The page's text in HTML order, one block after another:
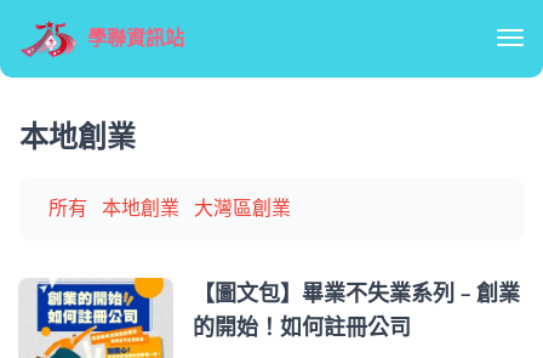
學聯資訊站
本地創業
所有 本地創業 大灣區創業
【圖文包】畢業不失業系列 – 創業
的開始！如何註冊公司